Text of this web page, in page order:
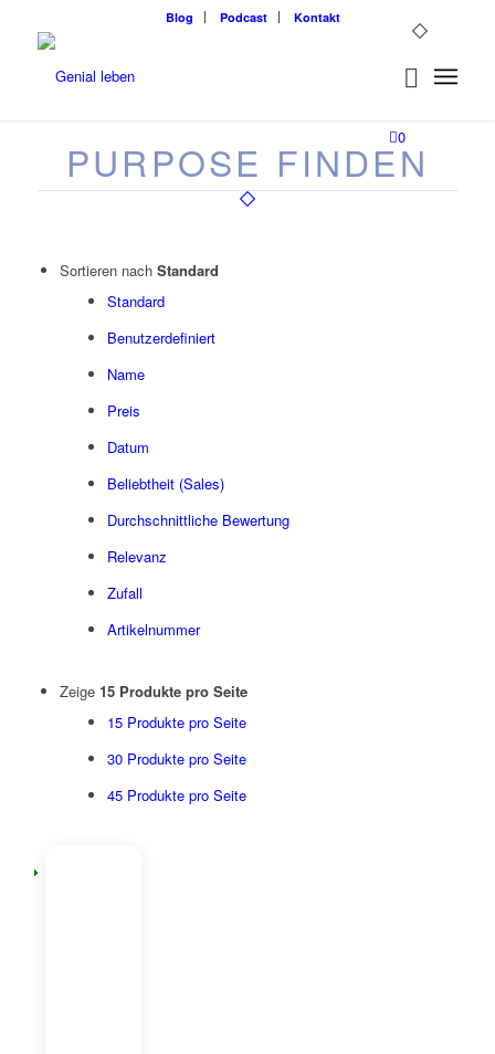
Blog Podcast Kontakt
0
PURPOSE FINDEN
Sortieren nach Standard
Standard
Benutzerdefiniert
Name
Preis
Datum
Beliebtheit (Sales)
Durchschnittliche Bewertung
Relevanz
Zufall
Artikelnummer
Zeige 15 Produkte pro Seite
15 Produkte pro Seite
30 Produkte pro Seite
45 Produkte pro Seite